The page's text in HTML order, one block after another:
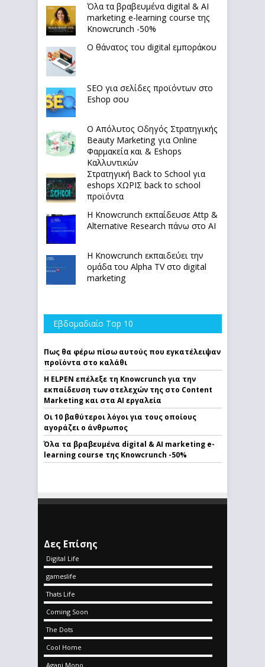
Όλα τα βραβευμένα digital & AI
marketing e-learning course της
Knowcrunch -50%
Ο θάνατος του digital εμποράκου
SEO για σελίδες προϊόντων στο
Eshop σου
Ο Απόλυτoς Οδηγός Στρατηγικής
Beauty Marketing για Online
Φαρμακεία και & Eshops
Καλλυντικών
Στρατηγική Back to School για
eshops ΧΩΡΙΣ back to school
προϊόντα
Η Knowcrunch εκπαίδευσε Attp &
Alternative Research πάνω στο ΑΙ
Η Knowcrunch εκπαιδεύει την
ομάδα του Alpha TV στο digital
marketing
Εβδομαδιαίο Top 10
Πως θα φέρω πίσω αυτούς που εγκατέλειψαν
προϊόντα στο καλάθι
Η ELPEN επέλεξε τη Knowcrunch για την
εκπαίδευση των στελεχών της στο Content
Marketing και στα AI εργαλεία
Οι 10 βαθύτεροι λόγοι για τους οποίους
αγοράζει ο άνθρωπος
Όλα τα βραβευμένα digital & AI marketing e-
learning course της Knowcrunch -50%
Δες Επίσης
Digital Life
gameslife
Thats Life
Coming Soon
The Dots
Cool Home
Agapi Mono